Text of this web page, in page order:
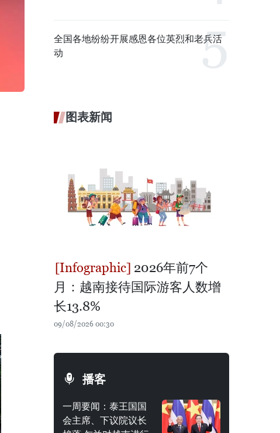
全国各地纷纷开展感恩各位英烈和老兵活
动
图表新闻
2026年前7个
月：越南接待国际游客人数增
长13.8%
09/08/2026 00:30
播客
一周要闻：泰王国国
会主席、下议院议长